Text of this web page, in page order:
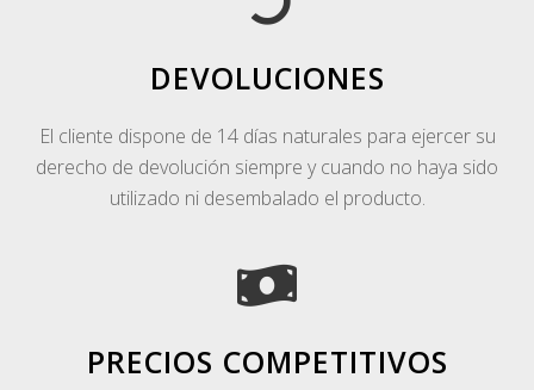
DEVOLUCIONES
El cliente dispone de 14 días naturales para ejercer su
derecho de devolución siempre y cuando no haya sido
utilizado ni desembalado el producto.
PRECIOS COMPETITIVOS